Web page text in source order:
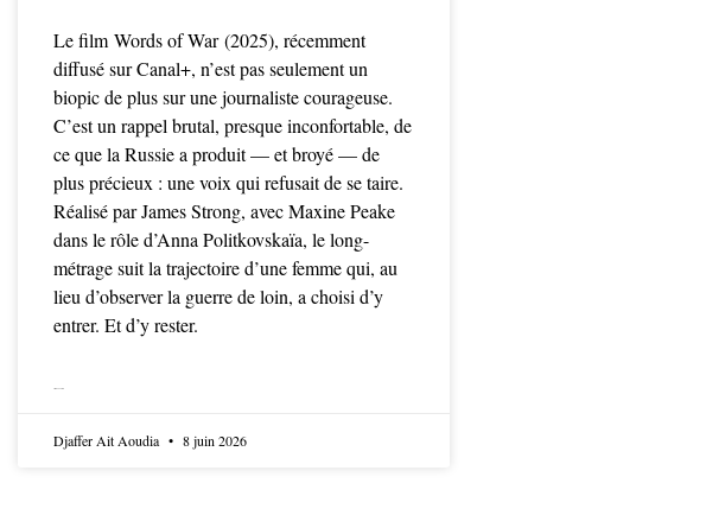
Le film Words of War (2025), récemment
diffusé sur Canal+, n’est pas seulement un
biopic de plus sur une journaliste courageuse.
C’est un rappel brutal, presque inconfortable, de
ce que la Russie a produit — et broyé — de
plus précieux : une voix qui refusait de se taire.
Réalisé par James Strong, avec Maxine Peake
dans le rôle d’Anna Politkovskaïa, le long-
métrage suit la trajectoire d’une femme qui, au
lieu d’observer la guerre de loin, a choisi d’y
entrer. Et d’y rester.
Djaffer Ait Aoudia 8 juin 2026